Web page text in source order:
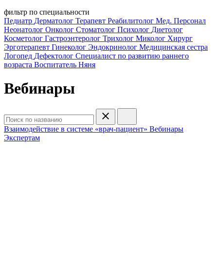
фильтр по специальности
Педиатр Дерматолог Терапевт Реабилитолог Мед. Персонал
Неонатолог Онколог Стоматолог Психолог Диетолог
Косметолог Гастроэнтеролог Трихолог Миколог Хирург
Эрготерапевт Гинеколог Эндокринолог Медицинская сестра
Логопед Дефектолог Специалист по развитию раннего
возраста Воспитатель Няня
Вебинары
Взаимодействие в системе «врач-пациент» Вебинары
Экспертам